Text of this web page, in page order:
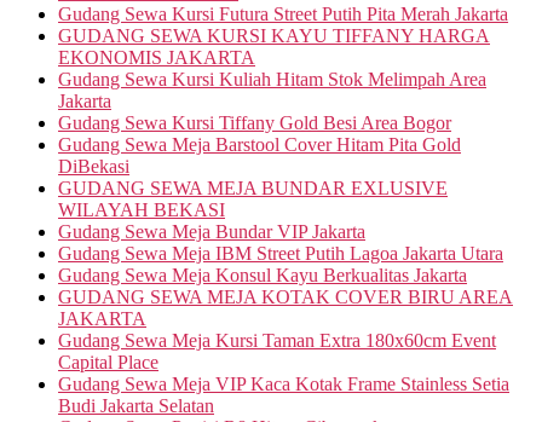
Gudang Sewa Kursi Futura Street Putih Pita Merah Jakarta
GUDANG SEWA KURSI KAYU TIFFANY HARGA
EKONOMIS JAKARTA
Gudang Sewa Kursi Kuliah Hitam Stok Melimpah Area
Jakarta
Gudang Sewa Kursi Tiffany Gold Besi Area Bogor
Gudang Sewa Meja Barstool Cover Hitam Pita Gold
DiBekasi
GUDANG SEWA MEJA BUNDAR EXLUSIVE
WILAYAH BEKASI
Gudang Sewa Meja Bundar VIP Jakarta
Gudang Sewa Meja IBM Street Putih Lagoa Jakarta Utara
Gudang Sewa Meja Konsul Kayu Berkualitas Jakarta
GUDANG SEWA MEJA KOTAK COVER BIRU AREA
JAKARTA
Gudang Sewa Meja Kursi Taman Extra 180x60cm Event
Capital Place
Gudang Sewa Meja VIP Kaca Kotak Frame Stainless Setia
Budi Jakarta Selatan